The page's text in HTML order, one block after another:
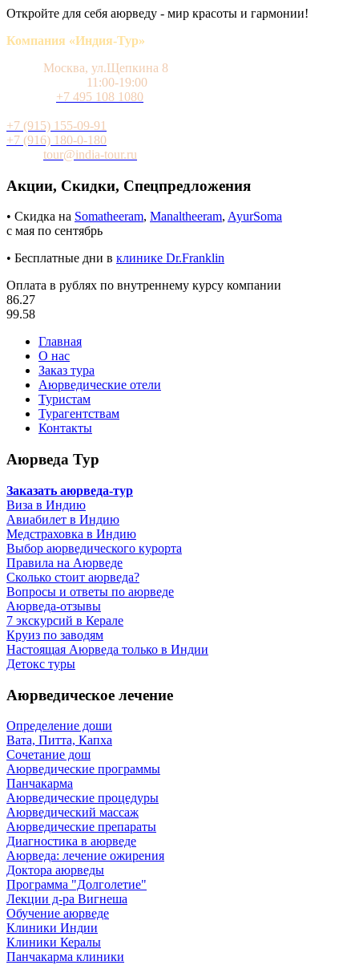
Откройте для себя аюрведу - мир красоты и гармонии!
Компания «Индия-Тур»
Москва, ул.Щепкина 8
11:00-19:00
+7 495 108 1080
+7 (915) 155-09-91
+7 (916) 180-0-180
tour@india-tour.ru
Акции, Скидки, Спецпредложения
• Скидка на Somatheeram, Manaltheeram, AyurSoma
с мая по сентябрь
• Бесплатные дни в клинике Dr.Franklin
Оплата в рублях по внутреннему курсу компании
86.27
99.58
Главная
О нас
Заказ тура
Аюрведические отели
Туристам
Турагентствам
Контакты
Аюрведа Тур
Заказать аюрведа-тур
Виза в Индию
Авиабилет в Индию
Медстраховка в Индию
Выбор аюрведического курорта
Правила на Аюрведе
Сколько стоит аюрведа?
Вопросы и ответы по аюрведе
Аюрведа-отзывы
7 экскурсий в Керале
Круиз по заводям
Настоящая Аюрведа только в Индии
Детокс туры
Аюрведическое лечение
Определение доши
Вата, Питта, Капха
Сочетание дош
Аюрведические программы
Панчакарма
Аюрведические процедуры
Аюрведический массаж
Аюрведические препараты
Диагностика в аюрведе
Аюрведа: лечение ожирения
Доктора аюрведы
Программа "Долголетие"
Лекции д-ра Вигнеша
Обучение аюрведе
Клиники Индии
Клиники Кералы
Панчакарма клиники